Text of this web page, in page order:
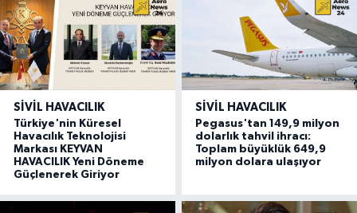
SIVIL HAVACILIK
Türkiye'nin Küresel
Havacılık Teknolojisi
Markası KEYVAN
HAVACILIK Yeni Döneme
Güçlenerek Giriyor
SIVIL HAVACILIK
Pegasus'tan 149,9 milyon
dolarlık tahvil ihracı:
Toplam büyüklük 649,9
milyon dolara ulaşıyor